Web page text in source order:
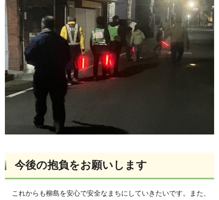
今後の抱負をお願いします
これからも柳島を安心で安全なまちにしていきたいです。また、